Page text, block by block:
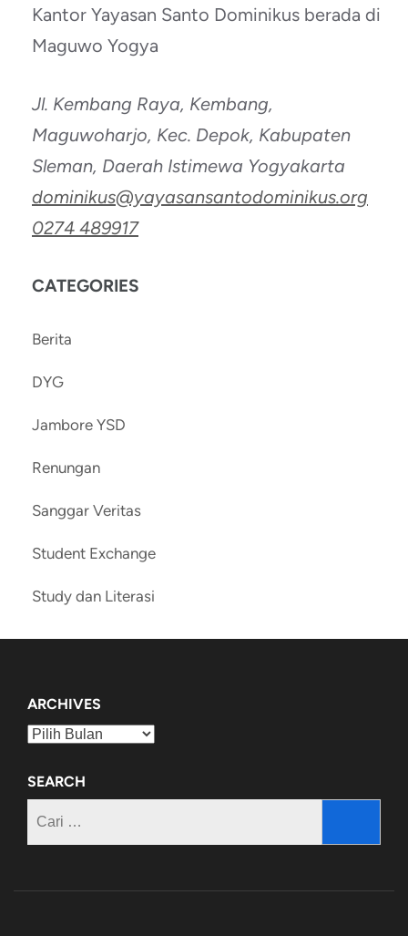
Kantor Yayasan Santo Dominikus berada di
Maguwo Yogya
Jl. Kembang Raya, Kembang,
Maguwoharjo, Kec. Depok, Kabupaten
Sleman, Daerah Istimewa Yogyakarta
dominikus@yayasansantodominikus.org
0274 489917
CATEGORIES
Berita
DYG
Jambore YSD
Renungan
Sanggar Veritas
Student Exchange
Study dan Literasi
ARCHIVES
Archives
SEARCH